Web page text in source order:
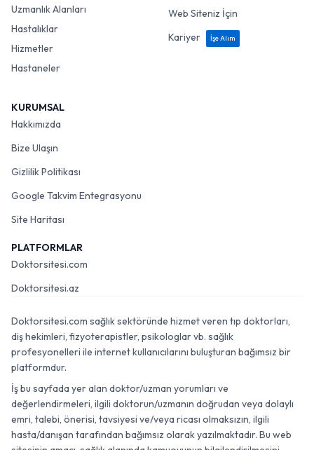
Uzmanlık Alanları
Hastalıklar
Hizmetler
Hastaneler
Web Siteniz İçin
Kariyer
İşe Alım
KURUMSAL
Hakkımızda
Bize Ulaşın
Gizlilik Politikası
Google Takvim Entegrasyonu
Site Haritası
PLATFORMLAR
Doktorsitesi.com
Doktorsitesi.az
Doktorsitesi.com sağlık sektöründe hizmet veren tıp doktorları,
diş hekimleri, fizyoterapistler, psikologlar vb. sağlık
profesyonelleri ile internet kullanıcılarını buluşturan bağımsız bir
platformdur.
İş bu sayfada yer alan doktor/uzman yorumları ve
değerlendirmeleri, ilgili doktorun/uzmanın doğrudan veya dolaylı
emri, talebi, önerisi, tavsiyesi ve/veya ricası olmaksızın, ilgili
hasta/danışan tarafından bağımsız olarak yazılmaktadır. Bu web